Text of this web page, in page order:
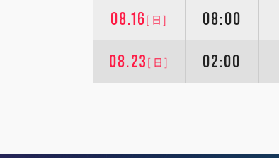
08.16[日] 08:00
08.23 [日] 02:00